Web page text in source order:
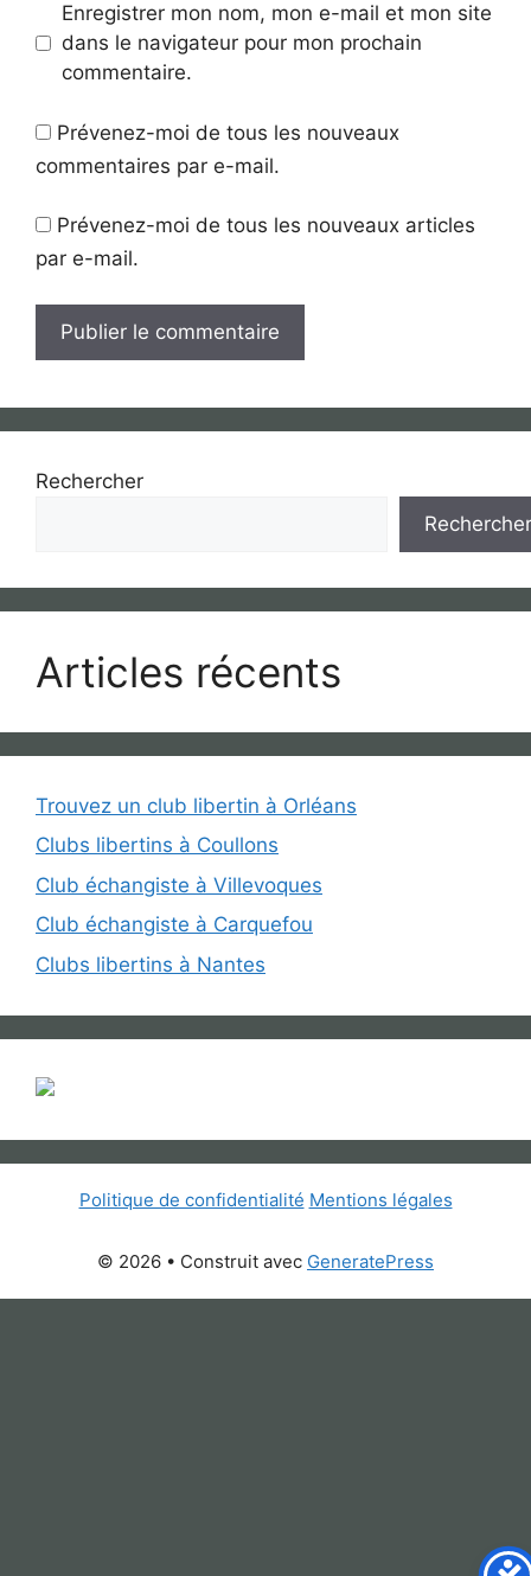
Enregistrer mon nom, mon e-mail et mon site
dans le navigateur pour mon prochain
commentaire.
Prévenez-moi de tous les nouveaux
commentaires par e-mail.
Prévenez-moi de tous les nouveaux articles
par e-mail.
Rechercher
Rechercher
Articles récents
Trouvez un club libertin à Orléans
Clubs libertins à Coullons
Club échangiste à Villevoques
Club échangiste à Carquefou
Clubs libertins à Nantes
Politique de confidentialité Mentions légales
© 2026 • Construit avec GeneratePress